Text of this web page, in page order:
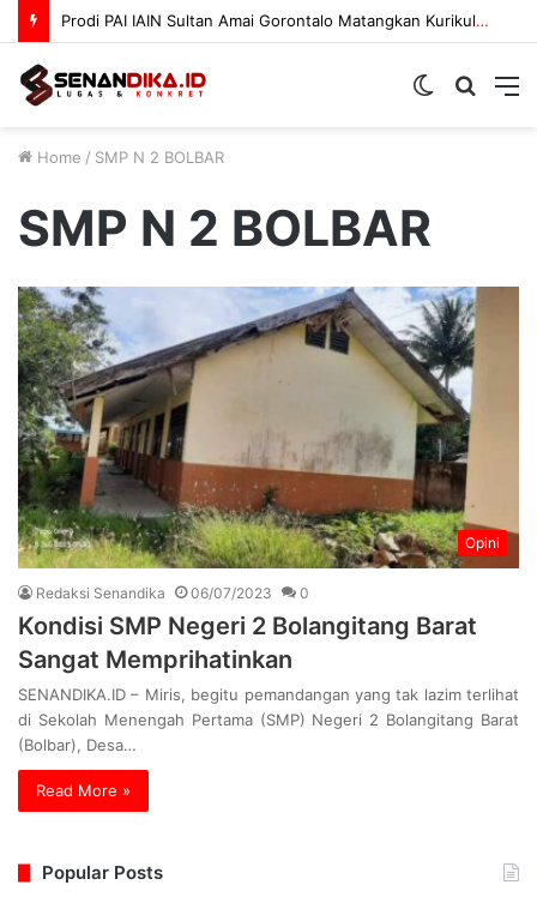
Prodi PAI IAIN Sultan Amai Gorontalo Matangkan Kurikulum OBE
Search
Switch
Home / SMP N 2 BOLBAR
SMP N 2 BOLBAR
Opini
Redaksi Senandika 06/07/2023 0
Kondisi SMP Negeri 2 Bolangitang Barat
Sangat Memprihatinkan
SENANDIKA.ID – Miris, begitu pemandangan yang tak lazim terlihat
di Sekolah Menengah Pertama (SMP) Negeri 2 Bolangitang Barat
(Bolbar), Desa…
Read More »
Popular Posts